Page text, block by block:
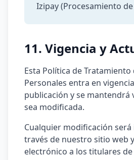
Izipay (Procesamiento
11. Vigencia y
Esta Política de Tratamiento
Personales entra en
publicación y se mantendrá
sea modificada.
Cualquier modificación
través de nuestro sitio web
electrónico a los titulares